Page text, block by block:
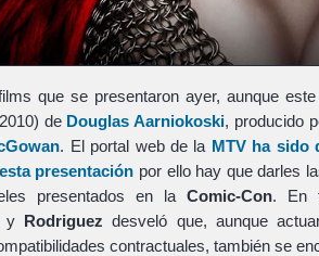
que se presentaron ayer, aunque
de Douglas Aarniokoski, producido
. El portal web de la MTV ha sido
presentación por ello hay que darles
presentados en la Comic-Con. En
y Rodriguez desveló que, aunque
contractuales, también se